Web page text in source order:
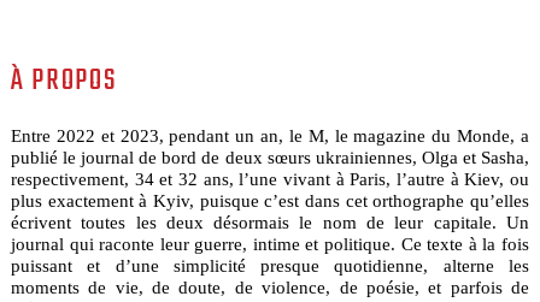
À PROPOS
Entre 2022 et 2023, pendant un an, le M, le magazine du Monde, a
publié le journal de bord de deux sœurs ukrainiennes, Olga et Sasha,
respectivement, 34 et 32 ans, l’une vivant à Paris, l’autre à Kiev, ou
plus exactement à Kyiv, puisque c’est dans cet orthographe qu’elles
écrivent toutes les deux désormais le nom de leur capitale. Un
journal qui raconte leur guerre, intime et politique. Ce texte à la fois
puissant et d’une simplicité presque quotidienne, alterne les
moments de vie, de doute, de violence, de poésie, et parfois de